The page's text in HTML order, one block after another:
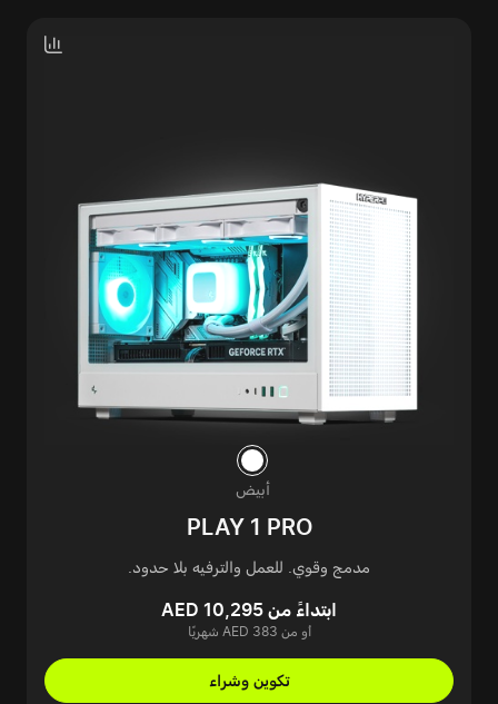
أبيض
PLAY 1 PRO
مدمج وقوي. للعمل والترفيه بلا حدود.
ابتداءً من AED 10,295
أو من AED 383 شهريًا
تكوين وشراء